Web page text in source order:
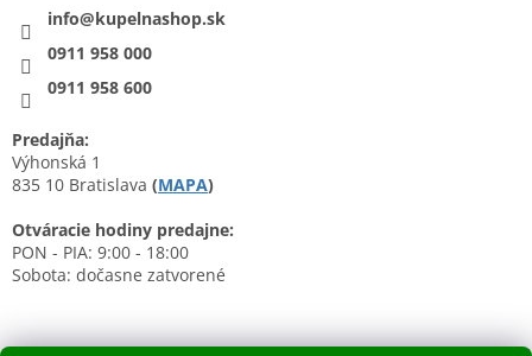
info@kupelnashop.sk
0911 958 000
0911 958 600
Predajňa:
Výhonská 1
835 10 Bratislava (MAPA)
Otváracie hodiny predajne:
PON - PIA: 9:00 - 18:00
Sobota: dočasne zatvorené